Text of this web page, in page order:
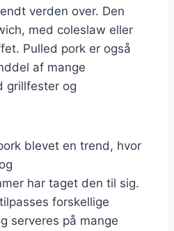
verden over. Den
med coleslaw eller
Pulled pork er også
af mange
grillfester og
blevet en trend, hvor
har taget den til sig.
forskellige
serveres på mange